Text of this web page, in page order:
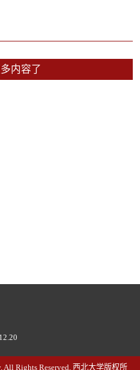
内容了
.20
All Rights Reserved. 西北大学版权所